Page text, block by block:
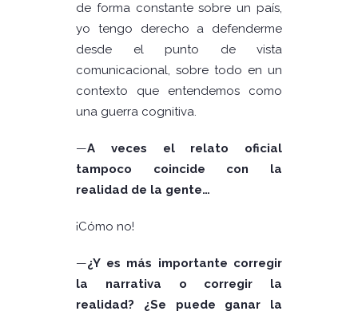
de forma constante sobre un país,
yo tengo derecho a defenderme
desde el punto de vista
comunicacional, sobre todo en un
contexto que entendemos como
una guerra cognitiva.
—A veces el relato oficial
tampoco coincide con la
realidad de la gente…
¡Cómo no!
—¿Y es más importante corregir
la narrativa o corregir la
realidad? ¿Se puede ganar la